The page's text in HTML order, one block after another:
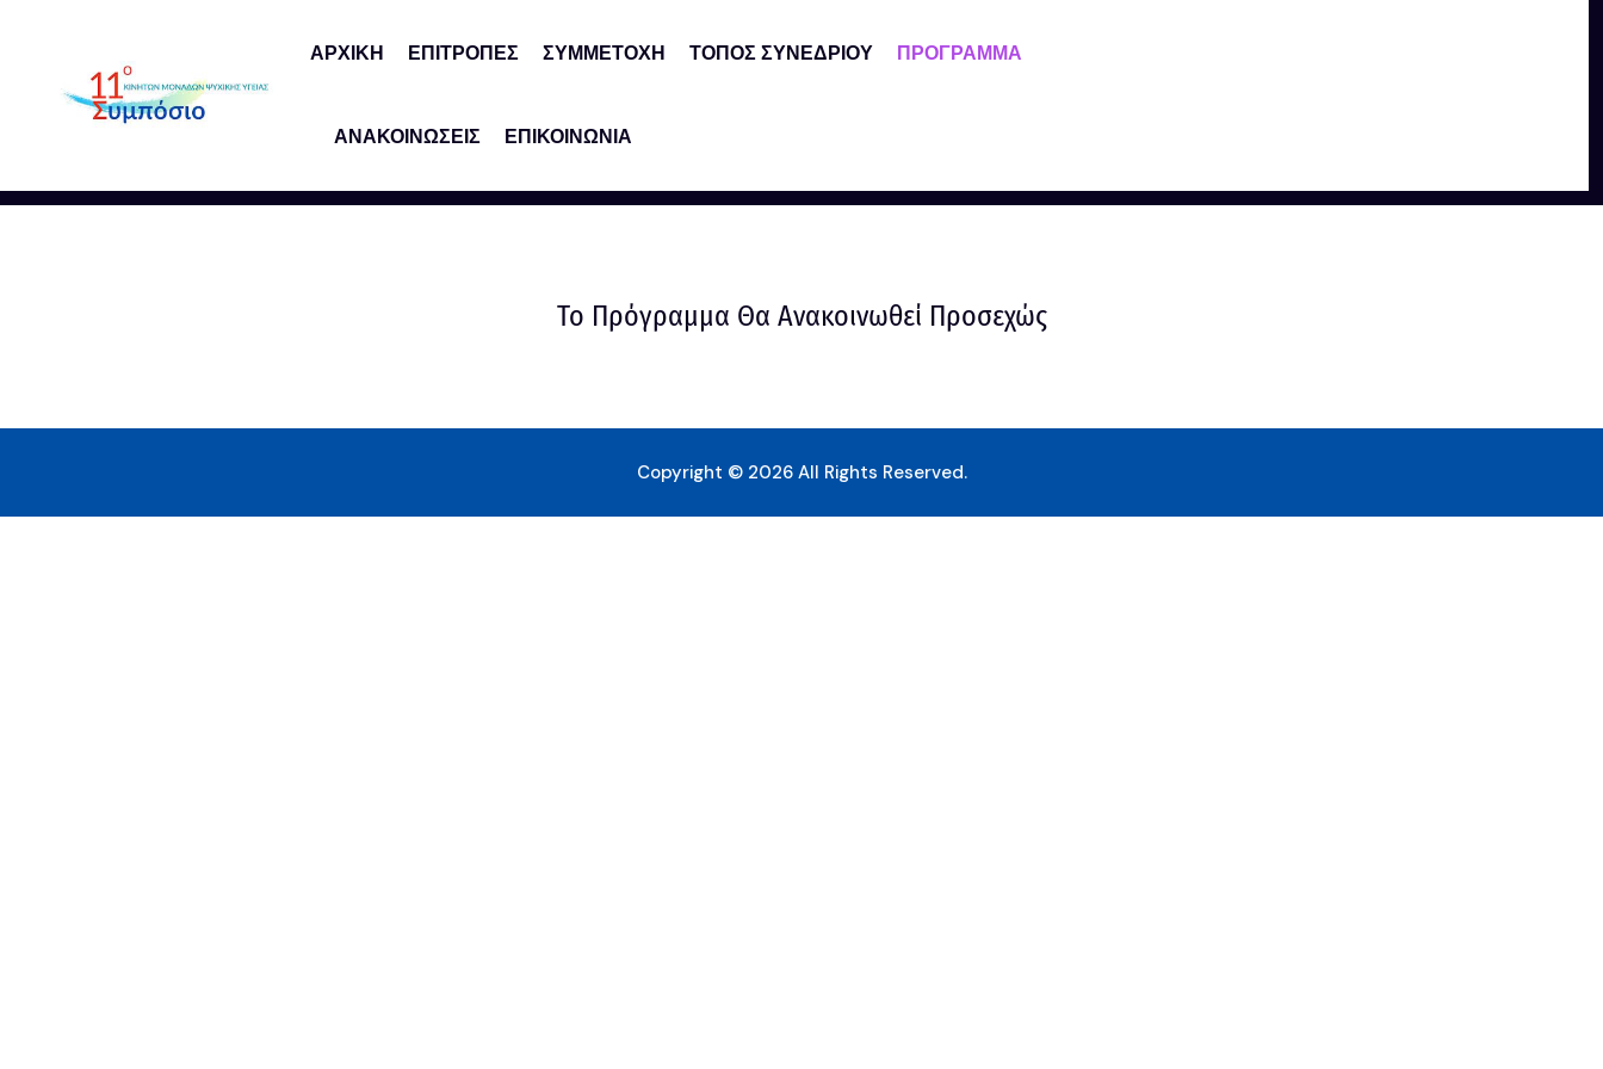
ΑΡΧΙΚΗ ΕΠΙΤΡΟΠΕΣ ΣΥΜΜΕΤΟΧΗ ΤΟΠΟΣ ΣΥΝΕΔΡΙΟΥ ΠΡΟΓΡΑΜΜΑ
ΑΝΑΚΟΙΝΩΣΕΙΣ ΕΠΙΚΟΙΝΩΝΙΑ
Το Πρόγραμμα Θα Ανακοινωθεί Προσεχώς
Copyright © 2026 All Rights Reserved.